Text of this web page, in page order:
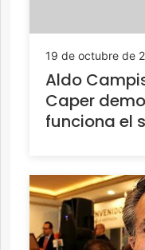
19 de octubre de
Aldo
Caper
funciona el